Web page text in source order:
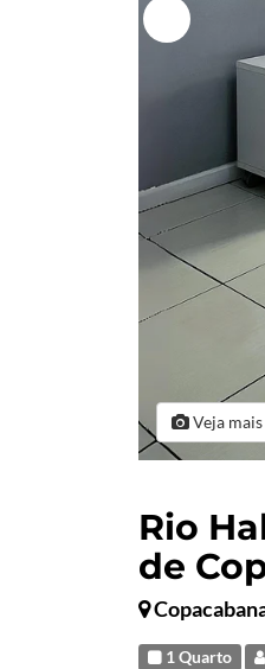
Veja
Rio
de
1 Quarto